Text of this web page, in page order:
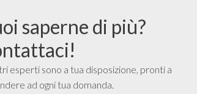
saperne di più?
esperti sono a tua disposizione, pronti a
ad ogni tua domanda.